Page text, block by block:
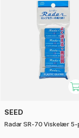
SEED
Radar SR-70 Viskelær 5-